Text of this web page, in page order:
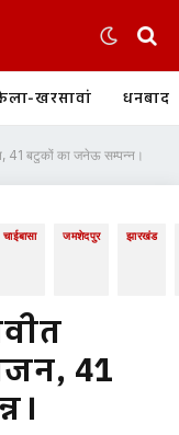
खरसावां धनबाद
41 बटुकों का जनेऊ सम्पन्न।
चाईबासा जमशेदपुर झारखंड
41